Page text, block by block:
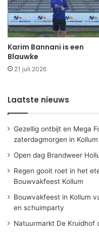
Karim Bannani is een
Blauwke
21 juli 2026
Laatste nieuws
Gezellig ontbijt en Mega
zaterdagmorgen in Kollum
Open dag Brandweer
Regen gooit roet in het
Bouwvakfeest Kollum
Bouwvakfeest in Kollum
en schuimparty
Natuurmarkt De Kruidhof